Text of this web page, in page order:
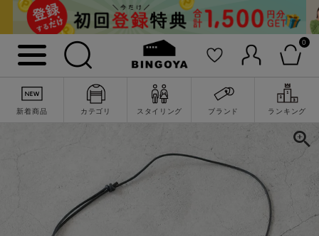
0
新着商品 カテゴリ スタイリング ブランド ランキング